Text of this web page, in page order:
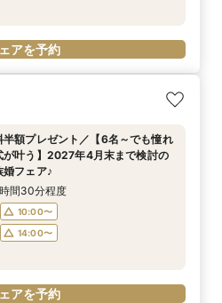
アを予約
半額プレゼント／【6名～でも憧れ
が叶う】2027年4月末まで検討の
フェア♪
間30分程度
10:00〜
14:00〜
アを予約